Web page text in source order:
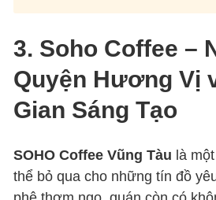
3. Soho Coffee –
Quyện Hương Vị
Gian Sáng Tạo
SOHO Coffee Vũng Tàu là
thể bỏ qua cho những tín đồ